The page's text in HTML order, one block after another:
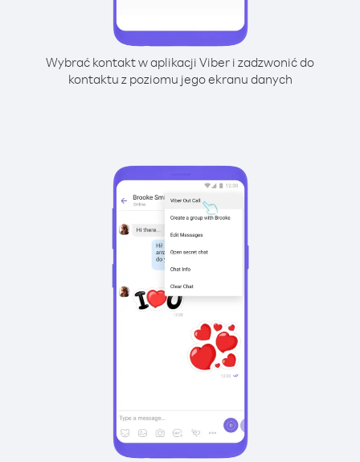
Wybrać kontakt w aplikacji Viber i zadzwonić do
kontaktu z poziomu jego ekranu danych